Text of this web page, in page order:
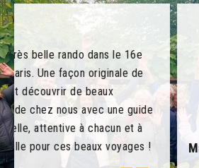
Randonner est un challenge
faire les parcours de 2 heures
J'espère un jour pouvoir faire
longues. J'en ai plein les
Marianne Martin